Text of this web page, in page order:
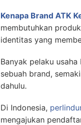
Kenapa Brand ATK
membutuhkan
identitas yang
Banyak pelaku
sebuah brand,
dahulu.
Di Indonesia,
mengajukan